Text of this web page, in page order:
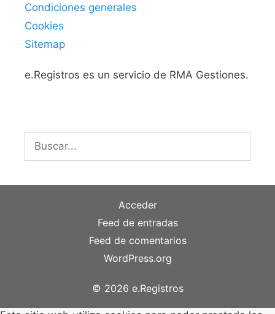
Condiciones generales
Cookies
Sitemap
e.Registros es un servicio de RMA Gestiones.
Acceder
Feed de entradas
Feed de comentarios
WordPress.org
© 2026 e.Registros